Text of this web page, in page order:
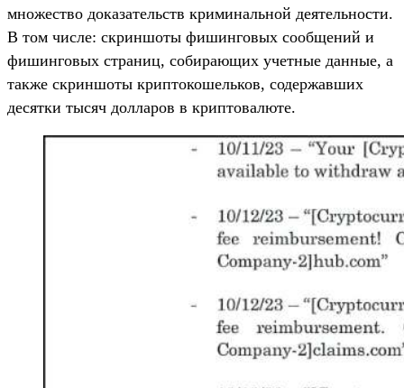
множество доказательств криминальной деятельности.
В том числе: скриншоты фишинговых сообщений и
фишинговых страниц, собирающих учетные данные, а
также скриншоты криптокошельков, содержавших
десятки тысяч долларов в криптовалюте.